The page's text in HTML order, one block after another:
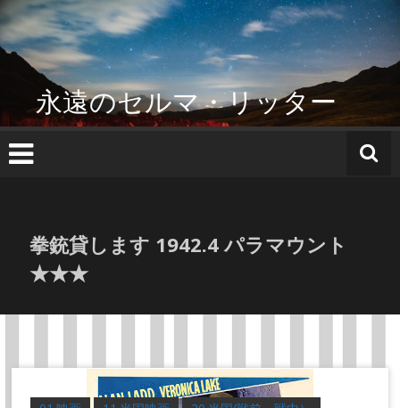
コ
ン
テ
へ
ス
キ
永遠のセルマ・リッター
拳銃貸します 1942.4 パラマウント
★★★